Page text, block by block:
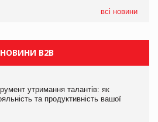
всі новини
НОВИНИ B2B
утримання талантів: як
та продуктивність вашої